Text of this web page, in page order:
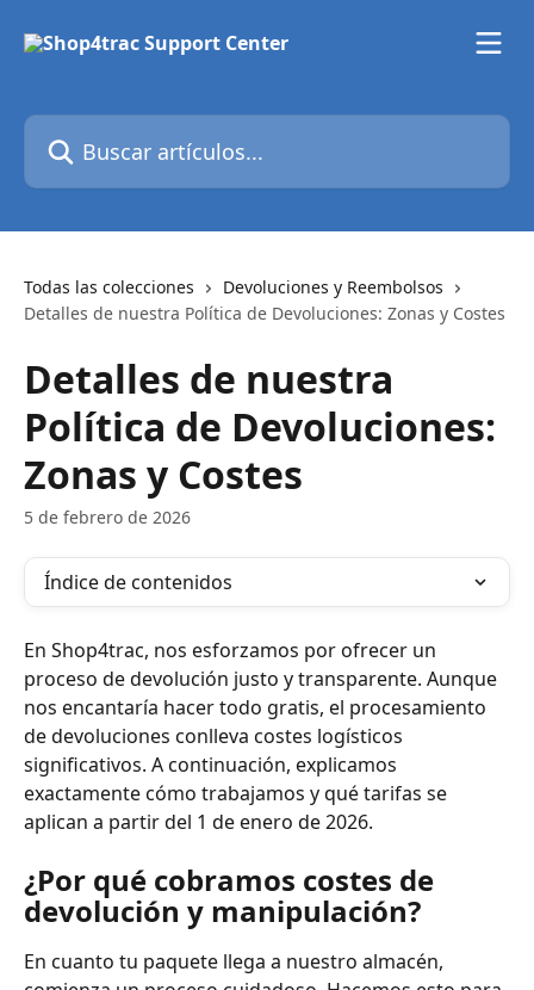
Buscar artículos...
Todas las colecciones
Devoluciones y Reembolsos
Detalles de nuestra Política de Devoluciones: Zonas y Costes
Detalles de nuestra
Política de Devoluciones:
Zonas y Costes
5 de febrero de 2026
Índice de contenidos
En Shop4trac, nos esforzamos por ofrecer un
proceso de devolución justo y transparente. Aunque
nos encantaría hacer todo gratis, el procesamiento
de devoluciones conlleva costes logísticos
significativos. A continuación, explicamos
exactamente cómo trabajamos y qué tarifas se
aplican a partir del 1 de enero de 2026.
¿Por qué cobramos costes de
devolución y manipulación?
En cuanto tu paquete llega a nuestro almacén,